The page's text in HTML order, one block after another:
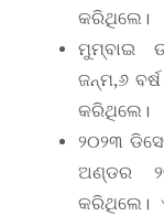
କରିଥିଲେ।
ମୁମ୍ବାଇ
ଜନ୍ମ,୬
କରିଥିଲେ।
୨୦୨୩
ଅଣ୍ଡର
କରିଥିଲେ।